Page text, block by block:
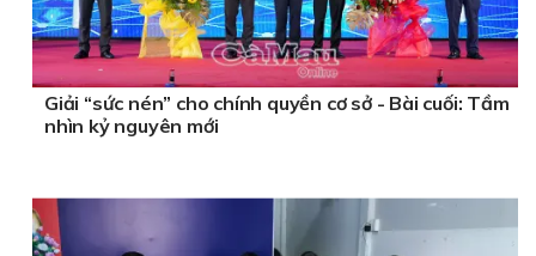
Giải “sức nén” cho chính quyền cơ sở - Bài cuối: Tầm
nhìn kỷ nguyên mới